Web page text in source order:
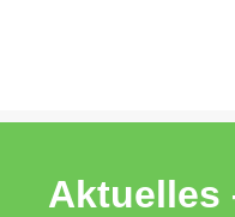
Aktuelles